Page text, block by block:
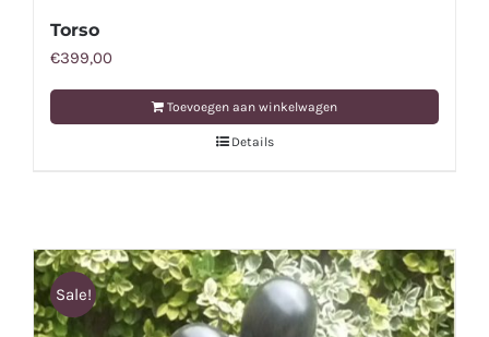
Torso
€399,00
Toevoegen aan winkelwagen
Details
Sale!